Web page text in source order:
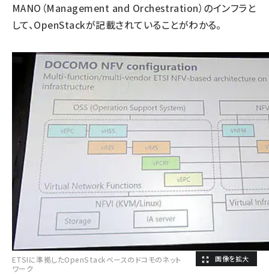
MANO（Management and Orchestration）のインフラと
して、OpenStackが記載されていることがわかる。
ETSIに準拠したOpenStackベースのドコモのネット
ワーク